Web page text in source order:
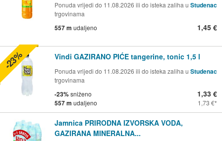
Ponuda vrijedi do 11.08.2026 ili do isteka zaliha u Studenac
trgovinama
557 m udaljeno 1,45 €
Vindi GAZIRANO PIĆE tangerine, tonic 1,5 l
Ponuda vrijedi do 11.08.2026 ili do isteka zaliha u Studenac
trgovinama
-23%sniženo
557 m udaljeno
1,33 €
1,73 €
-23%
Jamnica PRIRODNA IZVORSKA VODA,
GAZIRANA MINERALNA...